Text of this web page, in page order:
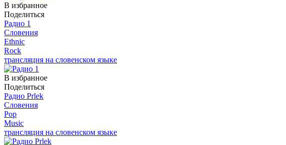
В избранное
Поделиться
Радио 1
Словения
Ethnic
Rock
трансляция на словенском языке
В избранное
Поделиться
Радио Prlek
Словения
Pop
Music
трансляция на словенском языке